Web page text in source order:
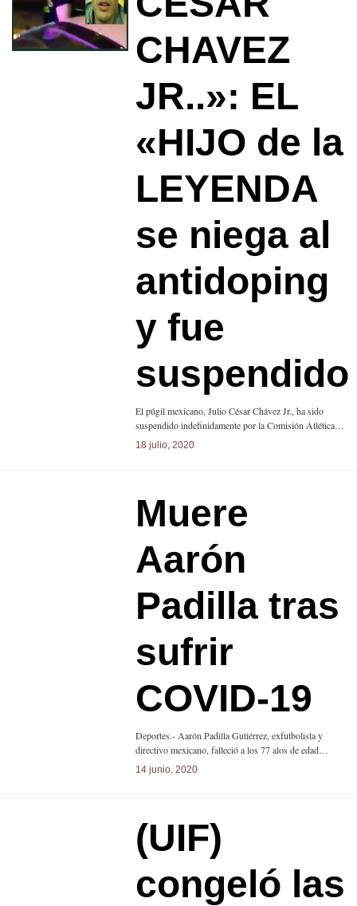
CHAVEZ
JR..»: EL
«HIJO de la
LEYENDA
se niega al
antidoping
y fue
suspendido
El púgil mexicano, Julio César Chávez Jr., ha sido
suspendido indefinidamente por la Comisión Atlética…
18 julio, 2020
Muere
Aarón
Padilla tras
sufrir
COVID-19
Deportes.- Aarón Padilla Gutiérrez, exfutbolista y
directivo mexicano, falleció a los 77 alos de edad…
14 junio, 2020
(UIF)
congeló las